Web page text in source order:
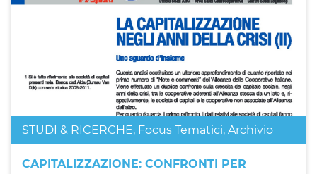
STUDI & RICERCHE, Focus Tematici, Archivio
CAPITALIZZAZIONE: CONFRONTI PER